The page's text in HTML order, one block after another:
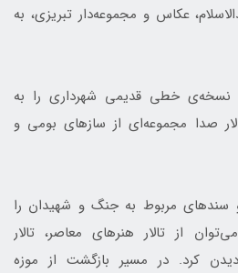
عکاس و مجموعه‌دار تبریزی، به
و نسخه‌ی خطی قدیمی شهرداری را به
صدا مجموعه‌ای از سازهای بومی و
سندهای مربوط به جنگ و شهیدان را
از تالار هنرهای معاصر، تالار
کرد. در مسیر بازگشت از موزه